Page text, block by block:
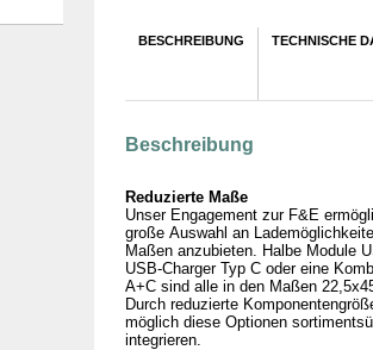
Producto
BESCHREIBUNG TECHNISCHE
Beschreibung
Reduzierte Maße
Unser Engagement zur F&E
große Auswahl an
Maßen anzubieten. Halbe Module
USB-Charger Typ C oder eine
A+C sind alle in den Maßen
Durch reduzierte
möglich diese Optionen
integrieren.